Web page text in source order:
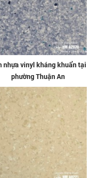
nhựa vinyl kháng khuẩn tại
phường Thuận An